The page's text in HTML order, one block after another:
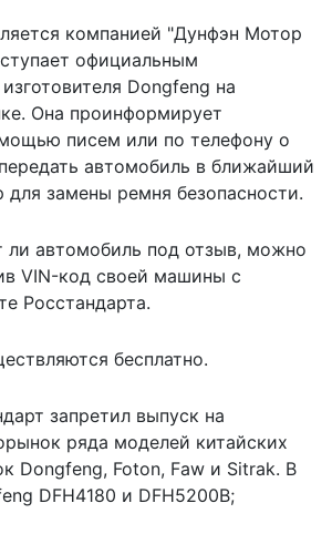
компанией "Дунфэн Мотор
официальным
Dongfeng на
Она проинформирует
писем или по телефону о
автомобиль в ближайший
для замены ремня безопасности.
ли автомобиль под отзыв, можно
VIN-код своей машины с
Росстандарта.
бесплатно.
запретил выпуск на
ряда моделей китайских
Dongfeng, Foton, Faw и Sitrak. В
DFH4180 и DFH5200B;